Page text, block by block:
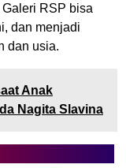
RSP bisa
dan menjadi
dan usia.
Anak
Nagita Slavina